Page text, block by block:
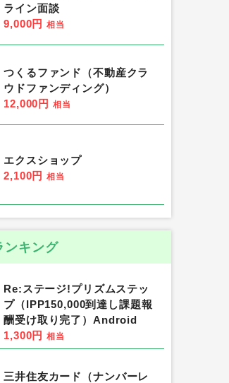
ライン面談
9,000円 相当
つくるファンド（不動産クラ
ウドファンディング）
12,000円 相当
エクスショップ
2,100円 相当
ンキング
Re:ステージ!プリズムステッ
プ（IPP150,000到達し課題報
酬受け取り完了）Android
1,300円 相当
三井住友カード（ナンバーレ